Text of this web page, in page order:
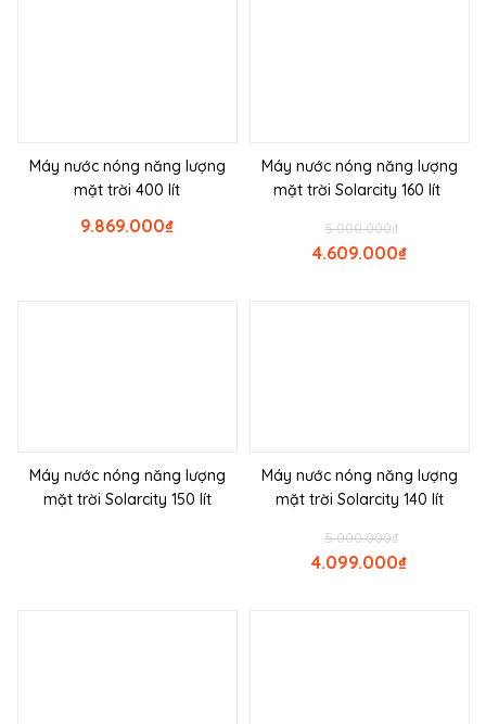
Máy nước nóng năng lượng
mặt trời 400 lít
₫
9.869.000
Máy nước nóng năng lượng
mặt trời Solarcity 160 lít
₫
5.000.000
₫
4.609.000
Máy nước nóng năng lượng
mặt trời Solarcity 150 lít
Máy nước nóng năng lượng
mặt trời Solarcity 140 lít
₫
5.000.000
₫
4.099.000